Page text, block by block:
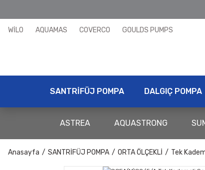
WİLO AQUAMAS COVERCO GOULDS PUMPS
SANTRİFÜJ POMPA DALGIÇ POMPA
ASTREA AQUASTRONG
Anasayfa SANTRİFÜJ POMPA ORTA ÖLÇEKLİ Tek